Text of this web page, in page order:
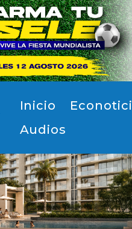
Inicio
Audios